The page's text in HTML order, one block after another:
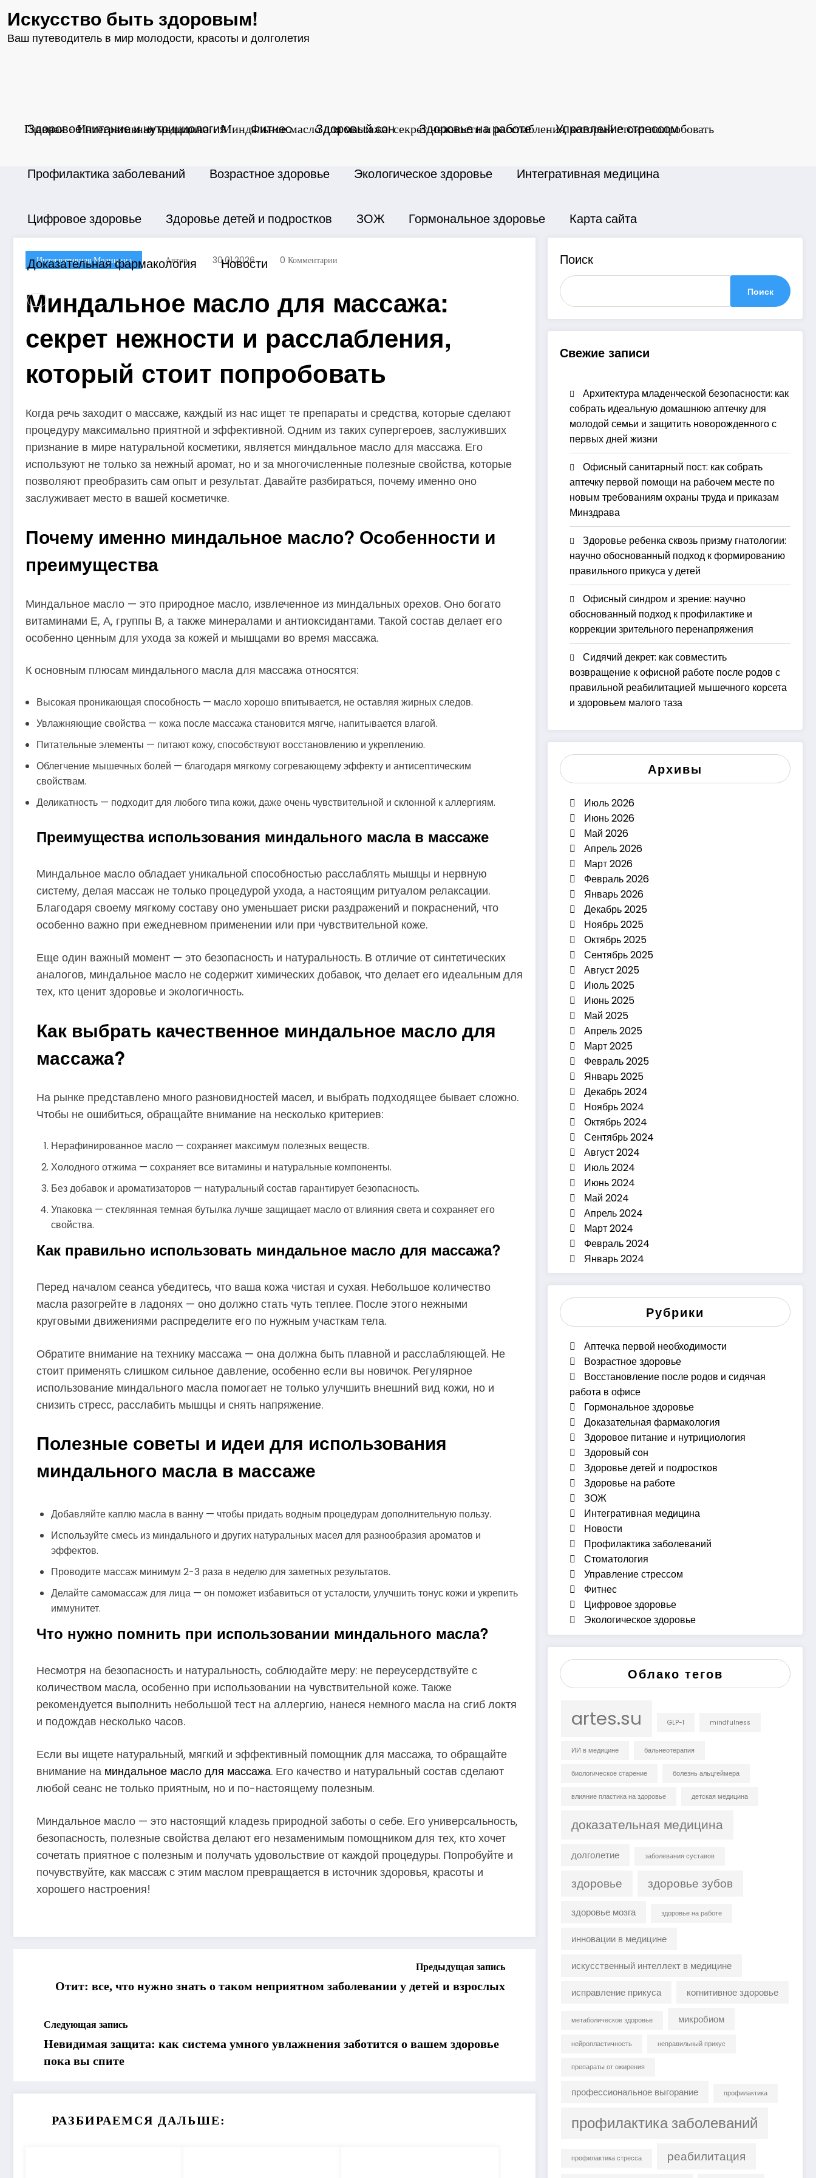
содержимому
Искусство быть здоровым!
Ваш путеводитель в мир молодости, красоты и долголетия
Здоровое питание и нутрициология Фитнес Здоровый сон Здоровье на работе Управление стрессом
Профилактика заболеваний Возрастное здоровье Экологическое здоровье Интегративная медицина
Цифровое здоровье Здоровье детей и подростков ЗОЖ Гормональное здоровье Карта сайта
Доказательная фармакология Новости
Главная Интегративная медицина Миндальное масло для массажа: секрет нежности и расслабления, который стоит попробовать
Интегративная Медицина Автор 30.01.2026 0 Комментарии
Миндальное масло для массажа:
секрет нежности и расслабления,
который стоит попробовать
Когда речь заходит о массаже, каждый из нас ищет те препараты и средства, которые сделают
процедуру максимально приятной и эффективной. Одним из таких супергероев, заслуживших
признание в мире натуральной косметики, является миндальное масло для массажа. Его
используют не только за нежный аромат, но и за многочисленные полезные свойства, которые
позволяют преобразить сам опыт и результат. Давайте разбираться, почему именно оно
заслуживает место в вашей косметичке.
Почему именно миндальное масло? Особенности и
преимущества
Миндальное масло — это природное масло, извлеченное из миндальных орехов. Оно богато
витаминами Е, А, группы В, а также минералами и антиоксидантами. Такой состав делает его
особенно ценным для ухода за кожей и мышцами во время массажа.
К основным плюсам миндального масла для массажа относятся:
Высокая проникающая способность — масло хорошо впитывается, не оставляя жирных следов.
Увлажняющие свойства — кожа после массажа становится мягче, напитывается влагой.
Питательные элементы — питают кожу, способствуют восстановлению и укреплению.
Облегчение мышечных болей — благодаря мягкому согревающему эффекту и антисептическим
свойствам.
Деликатность — подходит для любого типа кожи, даже очень чувствительной и склонной к аллергиям.
Преимущества использования миндального масла в массаже
Миндальное масло обладает уникальной способностью расслаблять мышцы и нервную
систему, делая массаж не только процедурой ухода, а настоящим ритуалом релаксации.
Благодаря своему мягкому составу оно уменьшает риски раздражений и покраснений, что
особенно важно при ежедневном применении или при чувствительной коже.
Еще один важный момент — это безопасность и натуральность. В отличие от синтетических
аналогов, миндальное масло не содержит химических добавок, что делает его идеальным для
тех, кто ценит здоровье и экологичность.
Как выбрать качественное миндальное масло для
массажа?
На рынке представлено много разновидностей масел, и выбрать подходящее бывает сложно.
Чтобы не ошибиться, обращайте внимание на несколько критериев:
Нерафинированное масло — сохраняет максимум полезных веществ.
Холодного отжима — сохраняет все витамины и натуральные компоненты.
Без добавок и ароматизаторов — натуральный состав гарантирует безопасность.
Упаковка — стеклянная темная бутылка лучше защищает масло от влияния света и сохраняет его
свойства.
Как правильно использовать миндальное масло для массажа?
Перед началом сеанса убедитесь, что ваша кожа чистая и сухая. Небольшое количество
масла разогрейте в ладонях — оно должно стать чуть теплее. После этого нежными
круговыми движениями распределите его по нужным участкам тела.
Обратите внимание на технику массажа — она должна быть плавной и расслабляющей. Не
стоит применять слишком сильное давление, особенно если вы новичок. Регулярное
использование миндального масла помогает не только улучшить внешний вид кожи, но и
снизить стресс, расслабить мышцы и снять напряжение.
Полезные советы и идеи для использования
миндального масла в массаже
Добавляйте каплю масла в ванну — чтобы придать водным процедурам дополнительную пользу.
Используйте смесь из миндального и других натуральных масел для разнообразия ароматов и
эффектов.
Проводите массаж минимум 2-3 раза в неделю для заметных результатов.
Делайте самомассаж для лица — он поможет избавиться от усталости, улучшить тонус кожи и укрепить
иммунитет.
Что нужно помнить при использовании миндального масла?
Несмотря на безопасность и натуральность, соблюдайте меру: не переусердствуйте с
количеством масла, особенно при использовании на чувствительной коже. Также
рекомендуется выполнить небольшой тест на аллергию, нанеся немного масла на сгиб локтя
и подождав несколько часов.
Если вы ищете натуральный, мягкий и эффективный помощник для массажа, то обращайте
внимание на миндальное масло для массажа. Его качество и натуральный состав сделают
любой сеанс не только приятным, но и по-настоящему полезным.
Миндальное масло — это настоящий кладезь природной заботы о себе. Его универсальность,
безопасность, полезные свойства делают его незаменимым помощником для тех, кто хочет
сочетать приятное с полезным и получать удовольствие от каждой процедуры. Попробуйте и
почувствуйте, как массаж с этим маслом превращается в источник здоровья, красоты и
хорошего настроения!
Предыдущая запись
Отит: все, что нужно знать о таком неприятном заболевании у детей и взрослых
Следующая запись
Невидимая защита: как система умного увлажнения заботится о вашем здоровье
пока вы спите
РАЗБИРАЕМСЯ ДАЛЬШЕ:
Поиск
Поиск
Свежие записи
Архитектура младенческой безопасности: как
собрать идеальную домашнюю аптечку для
молодой семьи и защитить новорожденного с
первых дней жизни
Офисный санитарный пост: как собрать
аптечку первой помощи на рабочем месте по
новым требованиям охраны труда и приказам
Минздрава
Здоровье ребенка сквозь призму гнатологии:
научно обоснованный подход к формированию
правильного прикуса у детей
Офисный синдром и зрение: научно
обоснованный подход к профилактике и
коррекции зрительного перенапряжения
Сидячий декрет: как совместить
возвращение к офисной работе после родов с
правильной реабилитацией мышечного корсета
и здоровьем малого таза
Архивы
Июль 2026
Июнь 2026
Май 2026
Апрель 2026
Март 2026
Февраль 2026
Январь 2026
Декабрь 2025
Ноябрь 2025
Октябрь 2025
Сентябрь 2025
Август 2025
Июль 2025
Июнь 2025
Май 2025
Апрель 2025
Март 2025
Февраль 2025
Январь 2025
Декабрь 2024
Ноябрь 2024
Октябрь 2024
Сентябрь 2024
Август 2024
Июль 2024
Июнь 2024
Май 2024
Апрель 2024
Март 2024
Февраль 2024
Январь 2024
Рубрики
Аптечка первой необходимости
Возрастное здоровье
Восстановление после родов и сидячая
работа в офисе
Гормональное здоровье
Доказательная фармакология
Здоровое питание и нутрициология
Здоровый сон
Здоровье детей и подростков
Здоровье на работе
ЗОЖ
Интегративная медицина
Новости
Профилактика заболеваний
Стоматология
Управление стрессом
Фитнес
Цифровое здоровье
Экологическое здоровье
Облако тегов
artes.su GLP-1 mindfulness
ИИ в медицине бальнеотерапия
биологическое старение болезнь альцгеймера
влияние пластика на здоровье детская медицина
доказательная медицина
долголетие заболевания суставов
здоровье здоровье зубов
здоровье мозга здоровье на работе
инновации в медицине
искусственный интеллект в медицине
исправление прикуса когнитивное здоровье
метаболическое здоровье микробиом
нейропластичность неправильный прикус
препараты от ожирения
профессиональное выгорание профилактика
профилактика заболеваний
профилактика стресса реабилитация